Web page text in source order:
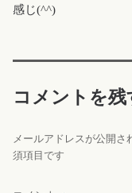
感じ(^^)
コメントを残
メールアドレスが公開さ
須項目です